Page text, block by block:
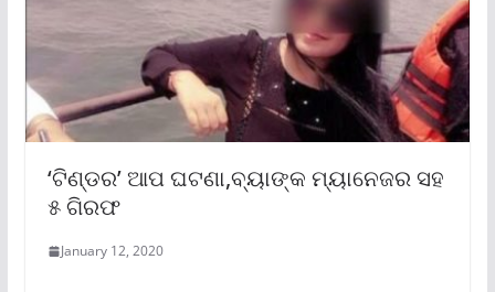
‘ଟିଣ୍ଡର’ ଆପ ଘଟଣା,ବ୍ୟାଙ୍କ ମ୍ୟାନେଜର ସହ
୫ ଗିରଫ
January 12, 2020